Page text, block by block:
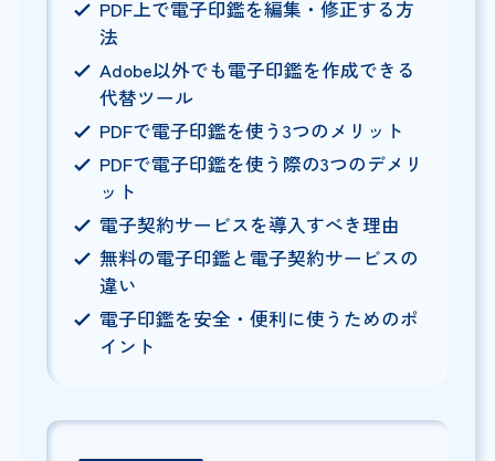
PDF上で電子印鑑を編集・修正する方
法
Adobe以外でも電子印鑑を作成できる
代替ツール
PDFで電子印鑑を使う3つのメリット
PDFで電子印鑑を使う際の3つのデメリ
ット
電子契約サービスを導入すべき理由
無料の電子印鑑と電子契約サービスの
違い
電子印鑑を安全・便利に使うためのポ
イント